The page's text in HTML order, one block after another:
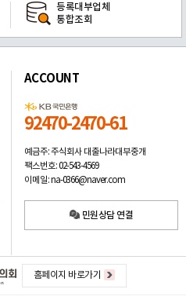
등록대부업체
통합조회
ACCOUNT
92470-2470-61
예금주: 주식회사 대출나라대부중개
팩스번호: 02-543-4569
이메일: na-0366@naver.com
민원상담 연결
홈페이지 바로가기